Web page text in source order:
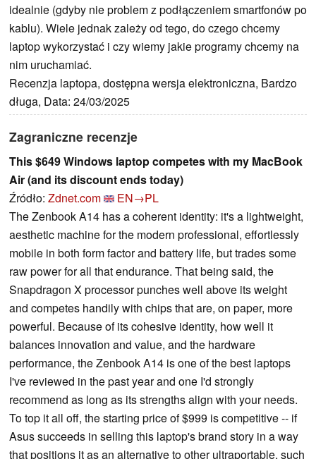
idealnie (gdyby nie problem z podłączeniem smartfonów po
kablu). Wiele jednak zależy od tego, do czego chcemy
laptop wykorzystać i czy wiemy jakie programy chcemy na
nim uruchamiać.
Recenzja laptopa, dostępna wersja elektroniczna, Bardzo
długa, Data: 24/03/2025
Zagraniczne recenzje
This $649 Windows laptop competes with my MacBook
Air (and its discount ends today)
Źródło: Zdnet.com
EN→PL
The Zenbook A14 has a coherent identity: it's a lightweight,
aesthetic machine for the modern professional, effortlessly
mobile in both form factor and battery life, but trades some
raw power for all that endurance. That being said, the
Snapdragon X processor punches well above its weight
and competes handily with chips that are, on paper, more
powerful. Because of its cohesive identity, how well it
balances innovation and value, and the hardware
performance, the Zenbook A14 is one of the best laptops
I've reviewed in the past year and one I'd strongly
recommend as long as its strengths align with your needs.
To top it all off, the starting price of $999 is competitive -- if
Asus succeeds in selling this laptop's brand story in a way
that positions it as an alternative to other ultraportable, such